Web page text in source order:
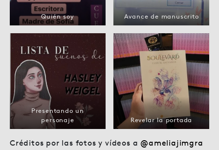
Quién soy Avance de manuscrito
Presentando un
personaje
Revelar la portada
Créditos por las fotos y vídeos a @ameliajimgra